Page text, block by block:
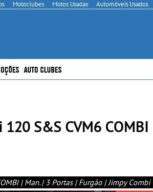
Motoclubes Motos Usadas Automóveis Usados
AUTO CLUBES
S&S CVM6
| Man. | 3 Portas | Furgão | Jimpy Combi